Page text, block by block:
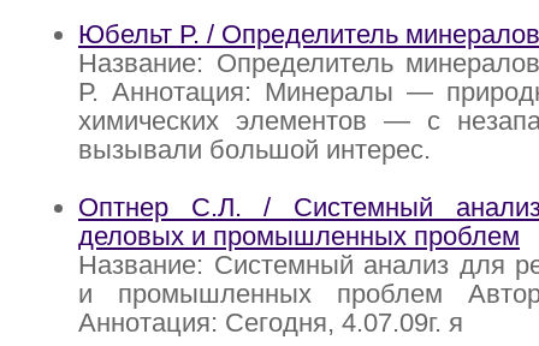
Юбельт Р. / Определитель минералов
Название: Определитель
Р. Аннотация: Минералы —
химических элементов — с
вызывали большой интерес.
Оптнер С.Л. / Системный
деловых и промышленных проблем
Название: Системный анализ для
и промышленных проблем
Аннотация: Сегодня, 4.07.09г. я